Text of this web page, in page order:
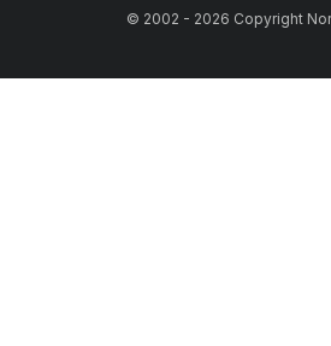
© 2002 - 2026 Copyright